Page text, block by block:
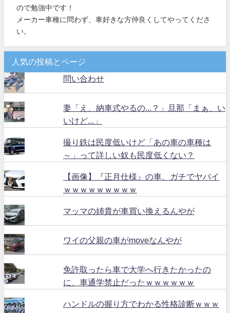
ので勉強中です！
メーカー車種に問わず、車好きな方仲良くしてやってくださ
い。
人気の投稿とページ
問い合わせ
妻「え、納車式やるの...？」旦那「まぁ、い
いけど...」
撮り鉄は民度低いけど「あの車の車種は
～」って詳しい奴も民度低くない？
【画像】『正月仕様』の車、ガチでヤバイ
ｗｗｗｗｗｗｗｗｗ
マッマの姉貴が車買い換えるんやが
ワイの父親の車がmoveなんやが
免許取ったら車で大学へ行きたかったの
に、車通学禁止だったｗｗｗｗｗｗ
ハンドルの握り方でわかる性格診断ｗｗｗ